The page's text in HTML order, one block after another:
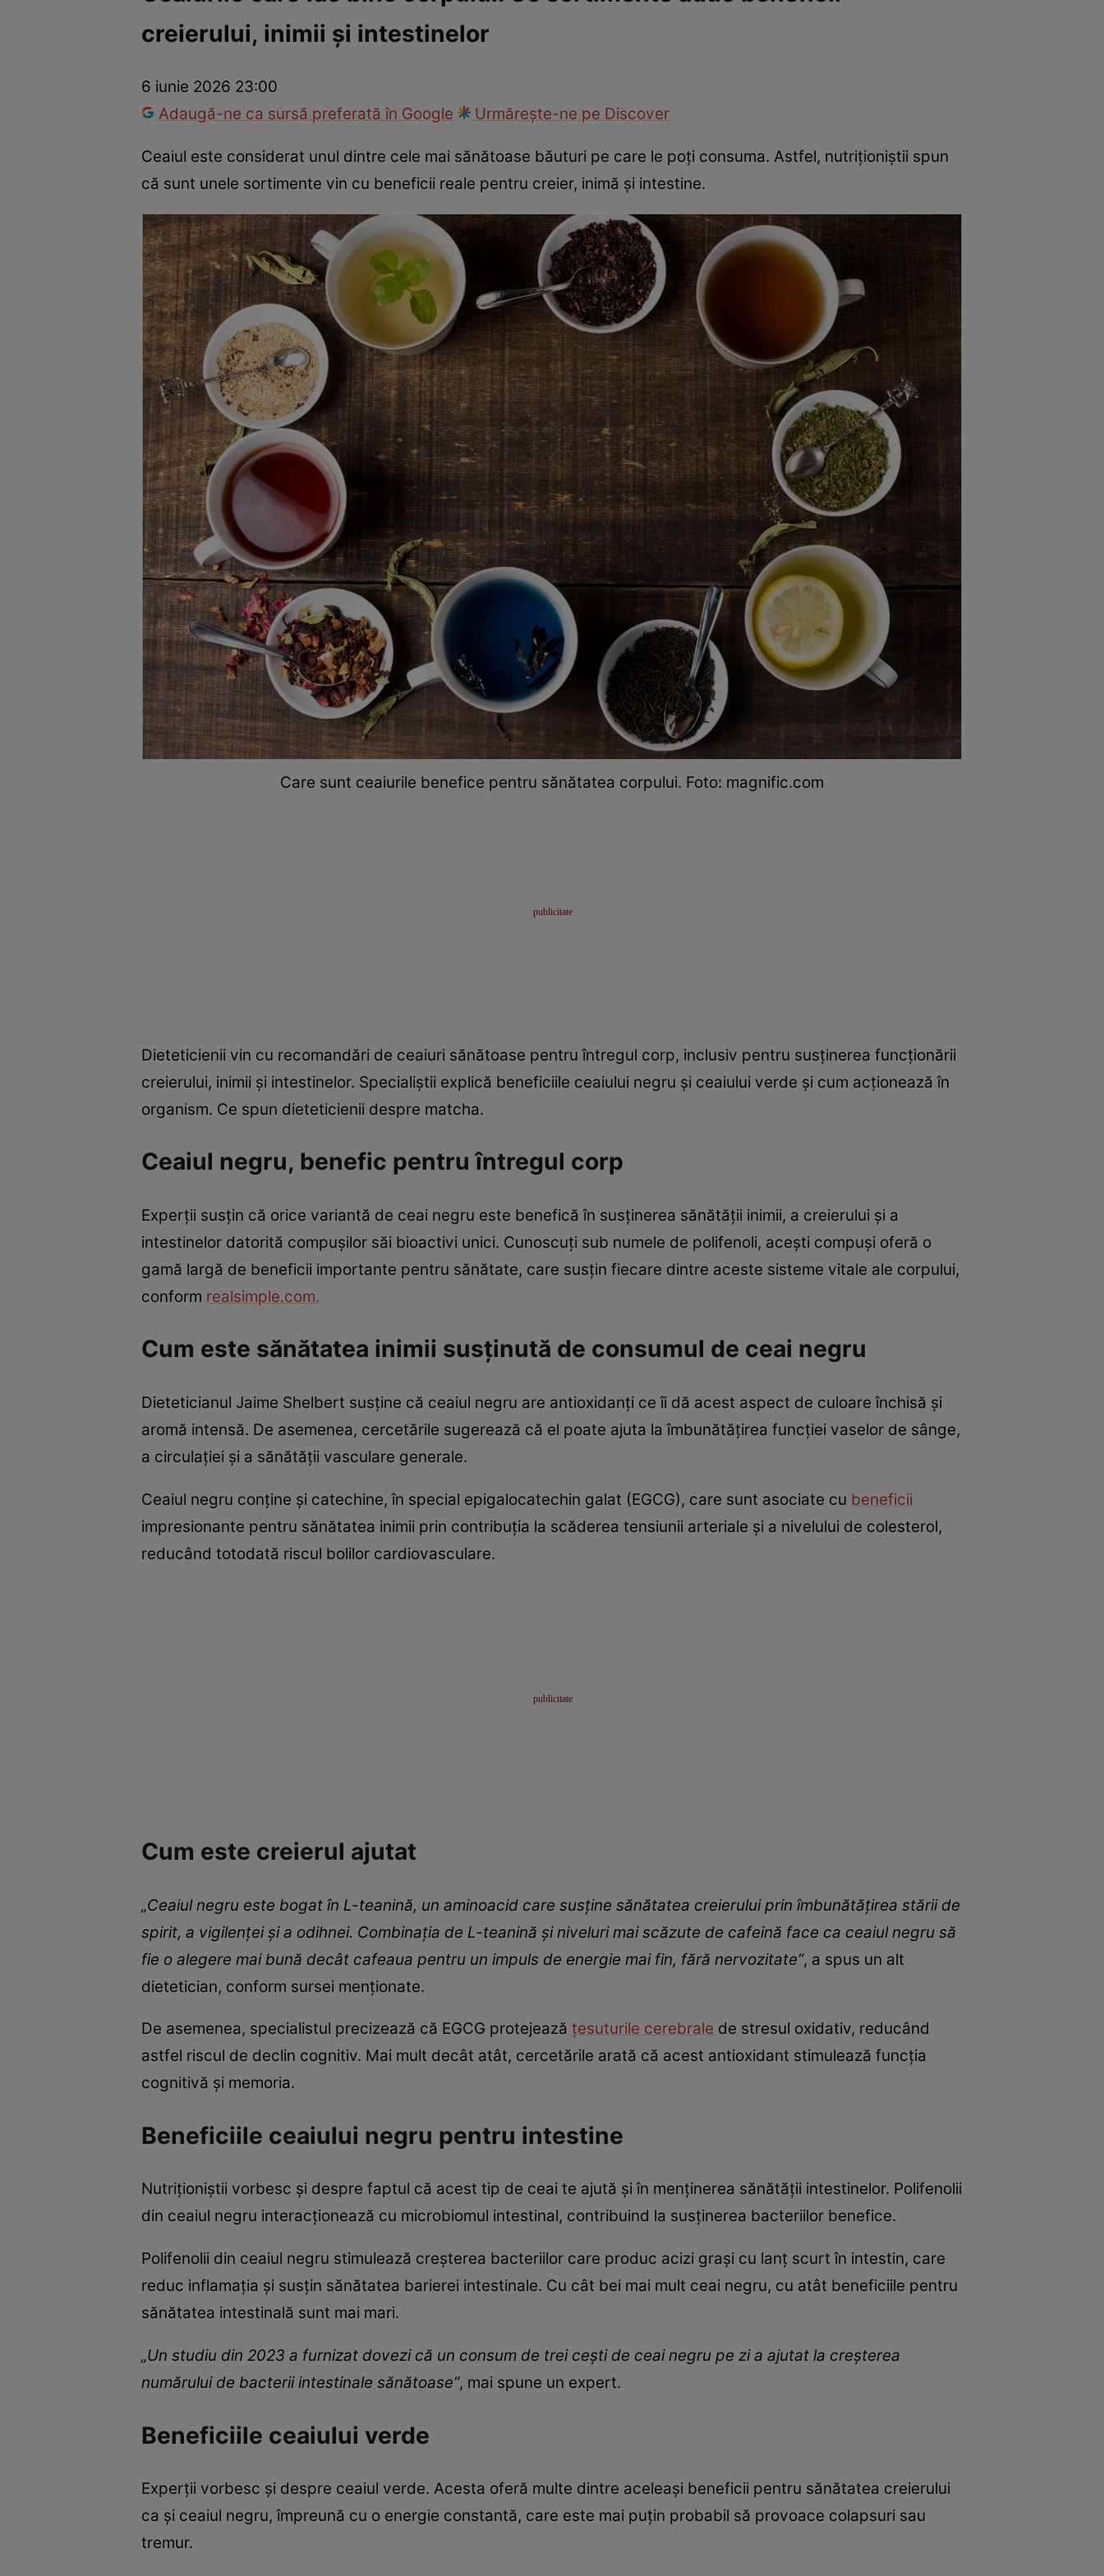
InternaționalFapt diversTehnologieNaționalSport
creierului, inimii și intestinelor
6 iunie 2026 23:00
Adaugă-ne ca sursă preferată în Google
Urmărește-ne pe Discover
Ceaiul este considerat unul dintre cele mai sănătoase băuturi pe care le poți consuma. Astfel, nutriționiștii spun
că sunt unele sortimente vin cu beneficii reale pentru creier, inimă și intestine.
Care sunt ceaiurile benefice pentru sănătatea corpului. Foto: magnific.com
Dieteticienii vin cu recomandări de ceaiuri sănătoase pentru întregul corp, inclusiv pentru susținerea funcționării
creierului, inimii și intestinelor. Specialiștii explică beneficiile ceaiului negru și ceaiului verde și cum acționează în
organism. Ce spun dieteticienii despre matcha.
Ceaiul negru, benefic pentru întregul corp
Experții susțin că orice variantă de ceai negru este benefică în susținerea sănătății inimii, a creierului și a
intestinelor datorită compușilor săi bioactivi unici. Cunoscuți sub numele de polifenoli, acești compuși oferă o
gamă largă de beneficii importante pentru sănătate, care susțin fiecare dintre aceste sisteme vitale ale corpului,
conform realsimple.com.
Cum este sănătatea inimii susținută de consumul de ceai negru
Dieteticianul Jaime Shelbert susține că ceaiul negru are antioxidanți ce îi dă acest aspect de culoare închisă și
aromă intensă. De asemenea, cercetările sugerează că el poate ajuta la îmbunătățirea funcției vaselor de sânge,
a circulației și a sănătății vasculare generale.
Ceaiul negru conține și catechine, în special epigalocatechin galat (EGCG), care sunt asociate cu beneficii
impresionante pentru sănătatea inimii prin contribuția la scăderea tensiunii arteriale și a nivelului de colesterol,
reducând totodată riscul bolilor cardiovasculare.
Cum este creierul ajutat
„Ceaiul negru este bogat în L-teanină, un aminoacid care susține sănătatea creierului prin îmbunătățirea stării de
spirit, a vigilenței și a odihnei. Combinația de L-teanină și niveluri mai scăzute de cafeină face ca ceaiul negru să
fie o alegere mai bună decât cafeaua pentru un impuls de energie mai fin, fără nervozitate”, a spus un alt
dietetician, conform sursei menționate.
De asemenea, specialistul precizează că EGCG protejează țesuturile cerebrale de stresul oxidativ, reducând
astfel riscul de declin cognitiv. Mai mult decât atât, cercetările arată că acest antioxidant stimulează funcția
cognitivă și memoria.
Beneficiile ceaiului negru pentru intestine
Nutriționiștii vorbesc și despre faptul că acest tip de ceai te ajută și în menținerea sănătății intestinelor. Polifenolii
din ceaiul negru interacționează cu microbiomul intestinal, contribuind la susținerea bacteriilor benefice.
Polifenolii din ceaiul negru stimulează creșterea bacteriilor care produc acizi grași cu lanț scurt în intestin, care
reduc inflamația și susțin sănătatea barierei intestinale. Cu cât bei mai mult ceai negru, cu atât beneficiile pentru
sănătatea intestinală sunt mai mari.
„Un studiu din 2023 a furnizat dovezi că un consum de trei cești de ceai negru pe zi a ajutat la creșterea
numărului de bacterii intestinale sănătoase”, mai spune un expert.
Beneficiile ceaiului verde
Experții vorbesc și despre ceaiul verde. Acesta oferă multe dintre aceleași beneficii pentru sănătatea creierului
ca și ceaiul negru, împreună cu o energie constantă, care este mai puțin probabil să provoace colapsuri sau
tremur.